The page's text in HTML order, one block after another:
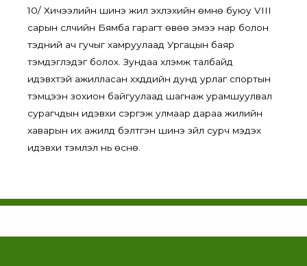
10/ Хичээлийн шинэ жил эхлэхийн өмнө буюу VIII
сарын сүүлчийн Бямба гарагт өвөө эмээ нар болон
тэдний ач гучыг хамруулаад Ургацын баяр
тэмдэглэдэг болох. Зундаа хүлэмж талбайд
идэвхтэй ажилласан хүүхдүүдийн дунд урлаг спортын
тэмцээн зохион байгуулаад шагнаж урамшуулвал
сурагчдын идэвхи сэргэж улмаар дараа жилийн
хаварын их ажилд бэлтгэн шинэ зүйл сурч мэдэх
идэвхи тэмүүлэл нь өснө.